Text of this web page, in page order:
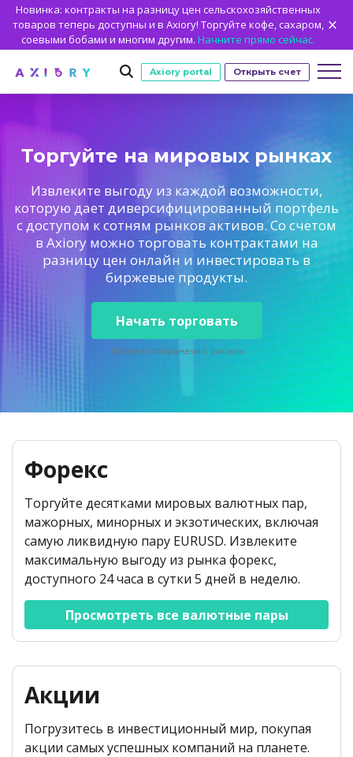
Новинка: контракты на разницу цен сельскохозяйственных
товаров теперь доступны и в Axiory! Торгуйте кофе, сахаром,
соевыми бобами и многим другим. Начните прямо сейчас.
Форекс
Золото и другие металлы
Нефть и энергоносители
Методы внесения средств
Торговые параметры
Кредитное плечо
Защита от отрицательного баланса
Торговая статистика
ТОРГОВЫЕ СЧЕТА
Axiory Wallet НОВЫЙ
Сравнить счета
Корпоративные счета
Исламские счета
MT5 Alpha
Zero Account
НОВЫЙ
Открыть реальный счет
Быстрая интеллектуальная проверка
ПЛАТФОРМЫ
Сравнить платформы
НОВЫЙ
ТОРГОВЫЕ ИНСТРУМЕНТЫ
Strike Indicator
Пользовательские индикаторы
Экономический календарь
НОВЫЙ
ИНСТРУМЕНТЫ НА ПЛАТФОРМАХ
Архивная статистика MetaTrader
Руководство по установке MT4
Руководство по установке MT5
Руководство по установке cTrader
Обучение
ОБУЧЕНИЕ
Торговая академия Axiory
АНАЛИТИКА
Об Axiory
ПОЧЕМУ СТОИТ ВЫБРАТЬ AXIORY?
Наши преимущества
Лицензия и регистрация
Кто мы
Коллектив Axiory
ไทย
Axiory portal Открыть счет
Торгуйте на мировых рынках
Извлеките выгоду из каждой возможности,
которую дает диверсифицированный портфель
с доступом к сотням рынков активов. Со счетом
в Axiory можно торговать контрактами на
разницу цен онлайн и инвестировать в
биржевые продукты.
Начать торговать
Торговля сопряжена с риском
Форекс
Торгуйте десятками мировых валютных пар,
мажорных, минорных и экзотических, включая
самую ликвидную пару EURUSD. Извлеките
максимальную выгоду из рынка форекс,
доступного 24 часа в сутки 5 дней в неделю.
Просмотреть все валютные пары
Акции
Погрузитесь в инвестиционный мир, покупая
акции самых успешных компаний на планете.